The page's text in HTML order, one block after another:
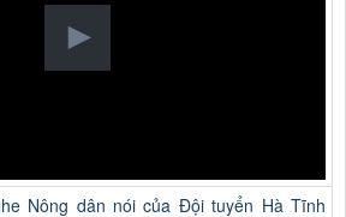
Nông dân nói của Đội tuyển Hà Tĩnh